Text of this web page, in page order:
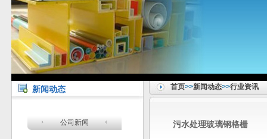
新闻动态
公司新闻
首页>>新闻动态>>行业资讯
污水处理玻璃钢格栅